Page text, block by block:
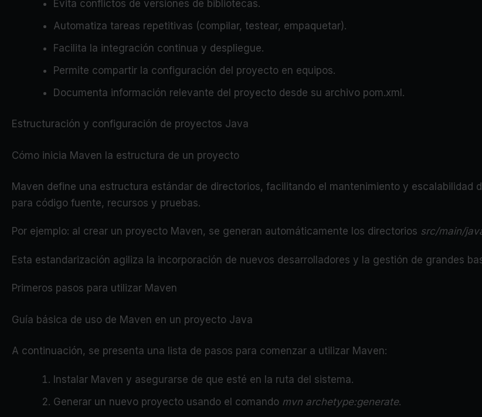
Evita conflictos de versiones de bibliotecas.
Automatiza tareas repetitivas (compilar, testear, empaquetar).
Facilita la integración continua y despliegue.
Permite compartir la configuración del proyecto en equipos.
Documenta información relevante del proyecto desde su archivo pom.xml.
Estructuración y configuración de proyectos Java
Cómo inicia Maven la estructura de un proyecto
Maven define una estructura estándar de directorios, facilitando el mantenimiento y
para código fuente, recursos y pruebas.
Por ejemplo: al crear un proyecto Maven, se generan automáticamente los directorios src/main/
Esta estandarización agiliza la incorporación de nuevos desarrolladores y la gestión de grandes
Primeros pasos para utilizar Maven
Guía básica de uso de Maven en un proyecto Java
A continuación, se presenta una lista de pasos para comenzar a utilizar Maven:
Instalar Maven y asegurarse de que esté en la ruta del sistema.
Generar un nuevo proyecto usando el comando mvn archetype:generate.